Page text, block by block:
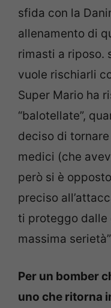
sfida con la
allenamento di
rimasti a riposo.
vuole rischiarli
Super Mario ha
“balotellate”,
deciso di
medici (che
però si è
preciso
ti proteggo dalle
massima serietà”
Per un bomber
uno che ritorna